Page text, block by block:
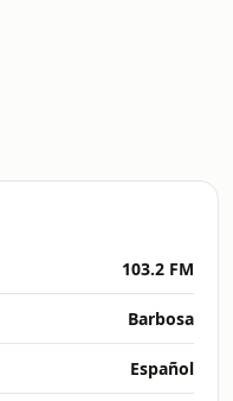
103.2 FM
Barbosa
Español